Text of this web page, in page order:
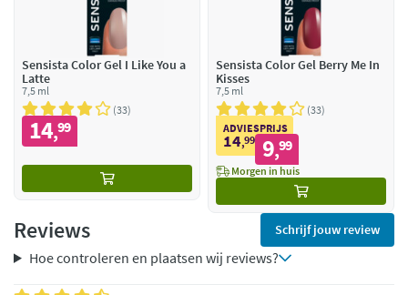
Sensista Color Gel I Like You a
Latte
7,5 ml
33
14,99
Sensista Color Gel Berry Me In
Kisses
7,5 ml
33
ADVIESPRIJS
14,99 9,99
Morgen in huis
Reviews Schrijf jouw review
Hoe controleren en plaatsen wij reviews?